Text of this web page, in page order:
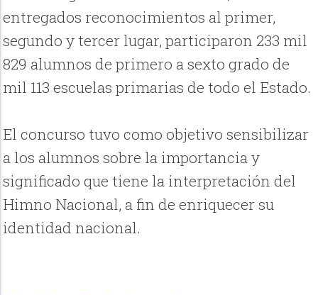
entregados reconocimientos al primer,
segundo y tercer lugar, participaron 233 mil
829 alumnos de primero a sexto grado de
mil 113 escuelas primarias de todo el Estado.
El concurso tuvo como objetivo sensibilizar
a los alumnos sobre la importancia y
significado que tiene la interpretación del
Himno Nacional, a fin de enriquecer su
identidad nacional.